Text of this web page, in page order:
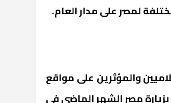
لمصر على مدار العام.
والمؤثرين على مواقع
مصر الشهر الماضي في